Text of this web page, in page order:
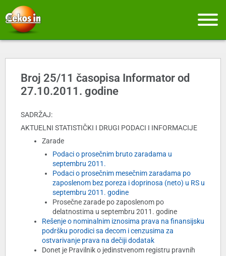
Broj 25/11 časopisa Informator od
27.10.2011. godine
SADRŽAJ:
AKTUELNI STATISTIČKI I DRUGI PODACI I INFORMACIJE
Zarade
Podaci o prosečnim bruto zaradama u
septembru 2011.
Podaci o prosečnim mesečnim zaradama po
zaposlenom bez poreza i doprinosa (neto) u RS u
septembru 2011. godine
Prosečne zarade po zaposlenom po
delatnostima u septembru 2011. godine
Rešenje o nominalnim iznosima prava na finansijsku
podršku porodici sa decom i cenzusima za
ostvarivanje prava na dečiji dodatak
Donet je Pravilnik o jedinstvenom registru pravnih